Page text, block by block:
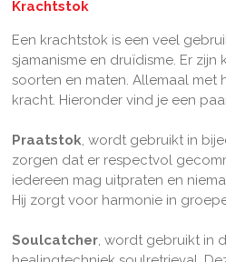
Krachtstok
Een krachtstok is een veel
sjamanisme en druïdisme. Er
soorten en maten. Allemaal met
kracht. Hieronder vind je een
Praatstok, wordt gebruikt in
zorgen dat er respectvol
iedereen mag uitpraten en
Hij zorgt voor harmonie in
Soulcatcher, wordt gebruikt in